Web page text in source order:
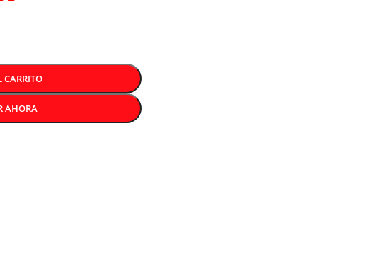
AHORA